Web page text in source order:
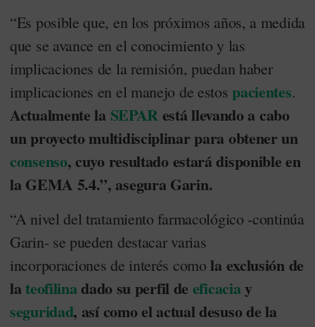
“Es posible que, en los próximos años, a medida
que se avance en el conocimiento y las
implicaciones de la remisión, puedan haber
implicaciones en el manejo de estospacientes.
Actualmente la SEPARestá llevando a cabo
un proyecto multidisciplinar para obtener un
consenso, cuyo resultado estará disponible en
la GEMA 5.4.”, asegura Garin.
“A nivel del tratamiento farmacológico -continúa
Garin- se pueden destacar varias
incorporaciones de interés comola exclusión de
lateofilinadado su perfil de eficaciay
seguridad, así como el actual desuso de la